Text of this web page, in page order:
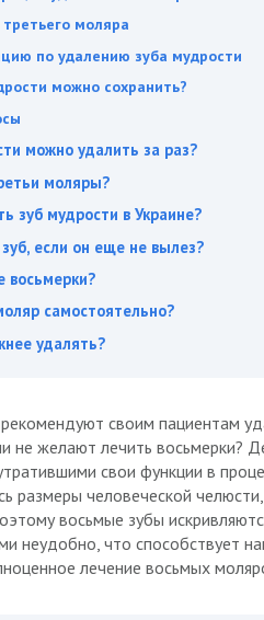
моляра
по удалению зуба мудрости
можно сохранить?
можно удалить за раз?
моляры?
зуб мудрости в Украине?
если он еще не вылез?
восьмерки?
самостоятельно?
удалять?
своим пациентам
не желают лечить восьмерки?
свои функции в
размеры человеческой
восьмые зубы
неудобно, что способствует
лечение восьмых